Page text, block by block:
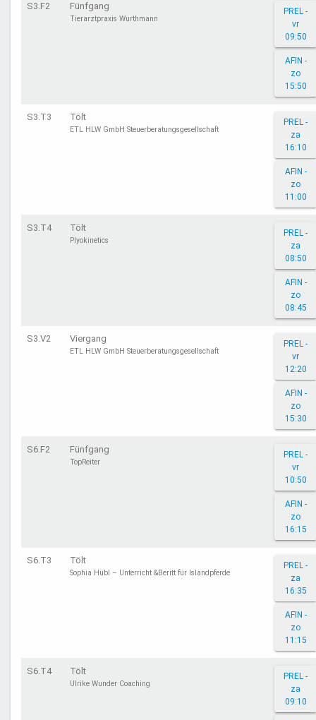
S3.F2 Fünfgang
Tierarztpraxis Wurthmann
PREL -
vr
09:50
AFIN -
zo
15:50
S3.T3 Tölt
ETL HLW GmbH Steuerberatungsgesellschaft
PREL -
za
16:10
AFIN -
zo
11:00
S3.T4 Tölt
Plyokinetics
PREL -
za
08:50
AFIN -
zo
08:45
S3.V2 Viergang
ETL HLW GmbH Steuerberatungsgesellschaft
PREL -
vr
12:20
AFIN -
zo
15:30
S6.F2 Fünfgang
TopReiter
PREL -
vr
10:50
AFIN -
zo
16:15
S6.T3 Tölt
Sophia Hübl – Unterricht &Beritt für Islandpferde
PREL -
za
16:35
AFIN -
zo
11:15
S6.T4 Tölt
Ulrike Wunder Coaching
PREL -
za
09:10